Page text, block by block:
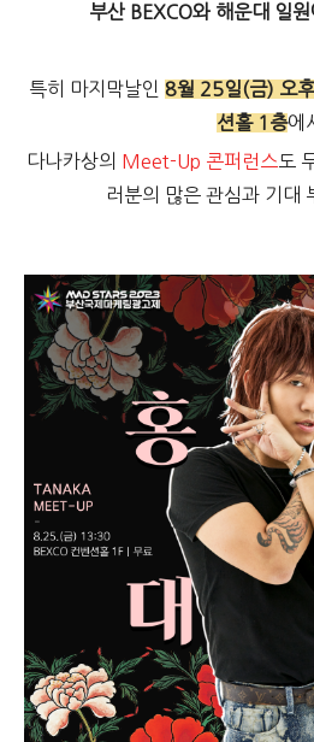
부산 BEXCO와 해운대 일
특히 마지막날인 8월 25일(금) 오
션홀 1층에
다나카상의
Meet-Up 콘퍼런스도
러분의 많은 관심과 기대